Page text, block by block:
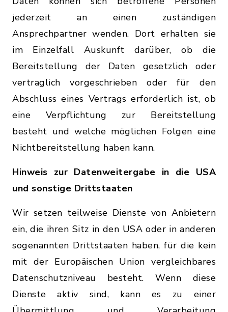
jederzeit an einen zuständigen
Ansprechpartner wenden. Dort erhalten sie
im Einzelfall Auskunft darüber, ob die
Bereitstellung der Daten gesetzlich oder
vertraglich vorgeschrieben oder für den
Abschluss eines Vertrags erforderlich ist, ob
eine Verpflichtung zur Bereitstellung
besteht und welche möglichen Folgen eine
Nichtbereitstellung haben kann.
Hinweis zur Datenweitergabe in die USA
und sonstige Drittstaaten
Wir setzen teilweise Dienste von Anbietern
ein, die ihren Sitz in den USA oder in anderen
sogenannten Drittstaaten haben, für die kein
mit der Europäischen Union vergleichbares
Datenschutzniveau besteht. Wenn diese
Dienste aktiv sind, kann es zu einer